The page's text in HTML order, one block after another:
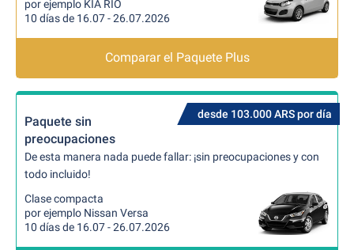
por ejemplo KIA RIO
10 días de 16.07 - 26.07.2026
Comparar el Paquete Plus
desde 103.000 ARS por día
Paquete sin
preocupaciones
De esta manera nada puede fallar: ¡sin preocupaciones y con
todo incluido!
Clase compacta
por ejemplo Nissan Versa
10 días de 16.07 - 26.07.2026